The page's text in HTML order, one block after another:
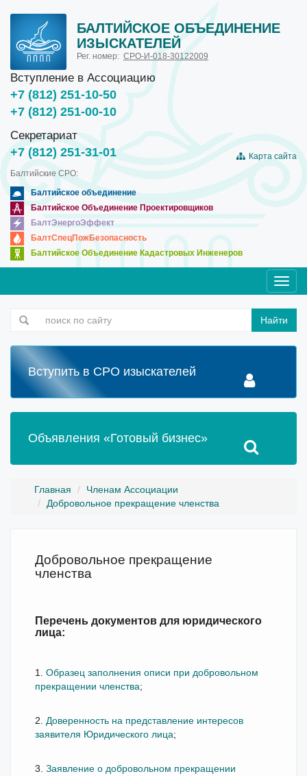
БАЛТИЙСКОЕ ОБЪЕДИНЕНИЕ
ИЗЫСКАТЕЛЕЙ
Рег. номер: СРО-И-018-30122009
Вступление в Ассоциацию
+7 (812) 251-10-50
+7 (812) 251-00-10
Секретариат
+7 (812) 251-31-01
Карта сайта
Балтийские СРО:
Балтийское объединение
Балтийское Объединение Проектировщиков
БалтЭнергоЭффект
БалтСпецПожБезопасность
Балтийское Объединение Кадастровых Инженеров
Найти
Вступить в СРО изыскателей
Объявления «Готовый бизнес»
Главная
Членам Ассоциации
Добровольное прекращение членства
Добровольное прекращение
членства
Перечень документов для юридического
лица:
1. Образец заполнения описи при добровольном
прекращении членства;
2. Доверенность на представление интересов
заявителя Юридического лица;
3. Заявление о добровольном прекращении